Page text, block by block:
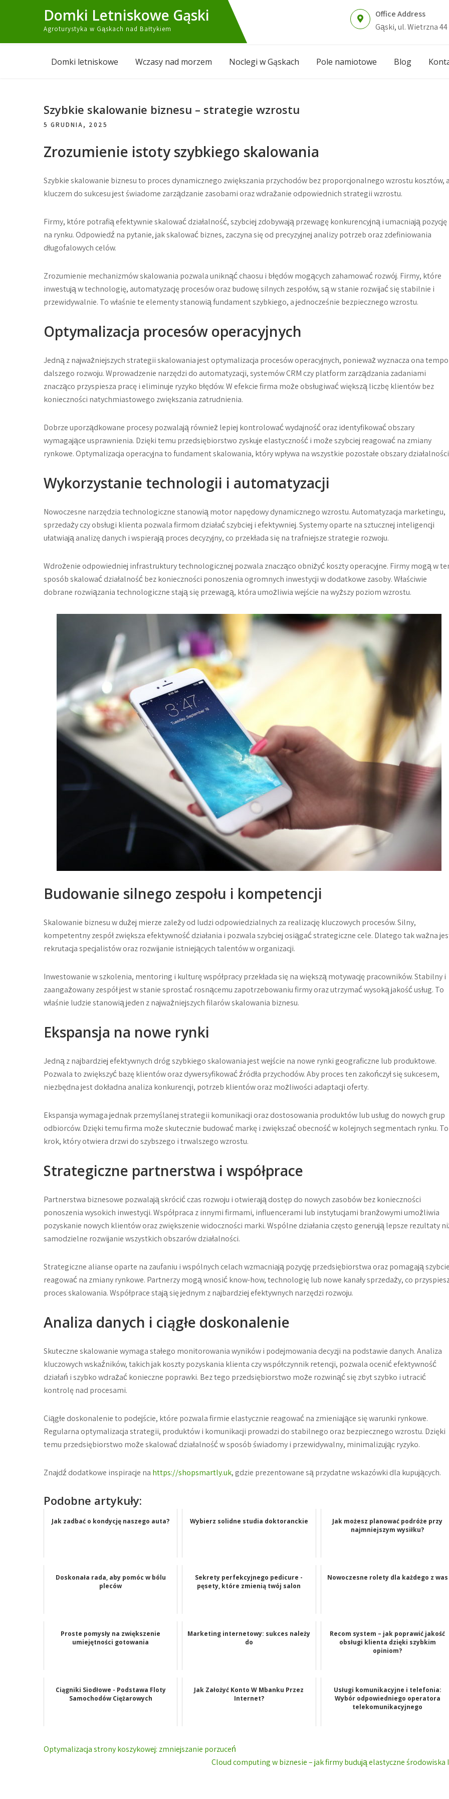
Domki Letniskowe Gąski
Agroturystyka w Gąskach nad Bałtykiem
Office Address
Gąski, ul. Wietrzna 44
Domki letniskowe Wczasy nad morzem Noclegi w Gąskach Pole namiotowe Blog
Szybkie skalowanie biznesu – strategie wzrostu
5 GRUDNIA, 2025
Zrozumienie istoty szybkiego skalowania
Szybkie skalowanie biznesu to proces dynamicznego zwiększania przychodów bez proporcjonalnego wzrostu kosztów, a
kluczem do sukcesu jest świadome zarządzanie zasobami oraz wdrażanie odpowiednich strategii wzrostu.
Firmy, które potrafią efektywnie skalować działalność, szybciej zdobywają przewagę konkurencyjną i umacniają pozycję
na rynku. Odpowiedź na pytanie, jak skalować biznes, zaczyna się od precyzyjnej analizy potrzeb oraz zdefiniowania
długofalowych celów.
Zrozumienie mechanizmów skalowania pozwala uniknąć chaosu i błędów mogących zahamować rozwój. Firmy, które
inwestują w technologię, automatyzację procesów oraz budowę silnych zespołów, są w stanie rozwijać się stabilnie i
przewidywalnie. To właśnie te elementy stanowią fundament szybkiego, a jednocześnie bezpiecznego wzrostu.
Optymalizacja procesów operacyjnych
Jedną z najważniejszych strategii skalowania jest optymalizacja procesów operacyjnych, ponieważ wyznacza ona tempo
dalszego rozwoju. Wprowadzenie narzędzi do automatyzacji, systemów CRM czy platform zarządzania zadaniami
znacząco przyspiesza pracę i eliminuje ryzyko błędów. W efekcie firma może obsługiwać większą liczbę klientów bez
konieczności natychmiastowego zwiększania zatrudnienia.
Dobrze uporządkowane procesy pozwalają również lepiej kontrolować wydajność oraz identyfikować obszary
wymagające usprawnienia. Dzięki temu przedsiębiorstwo zyskuje elastyczność i może szybciej reagować na zmiany
rynkowe. Optymalizacja operacyjna to fundament skalowania, który wpływa na wszystkie pozostałe obszary
Wykorzystanie technologii i automatyzacji
Nowoczesne narzędzia technologiczne stanowią motor napędowy dynamicznego wzrostu. Automatyzacja marketingu,
sprzedaży czy obsługi klienta pozwala firmom działać szybciej i efektywniej. Systemy oparte na sztucznej inteligencji
ułatwiają analizę danych i wspierają proces decyzyjny, co przekłada się na trafniejsze strategie rozwoju.
Wdrożenie odpowiedniej infrastruktury technologicznej pozwala znacząco obniżyć koszty operacyjne. Firmy mogą w
sposób skalować działalność bez konieczności ponoszenia ogromnych inwestycji w dodatkowe zasoby. Właściwie
dobrane rozwiązania technologiczne stają się przewagą, która umożliwia wejście na wyższy poziom wzrostu.
Budowanie silnego zespołu i kompetencji
Skalowanie biznesu w dużej mierze zależy od ludzi odpowiedzialnych za realizację kluczowych procesów. Silny,
kompetentny zespół zwiększa efektywność działania i pozwala szybciej osiągać strategiczne cele. Dlatego tak ważna
rekrutacja specjalistów oraz rozwijanie istniejących talentów w organizacji.
Inwestowanie w szkolenia, mentoring i kulturę współpracy przekłada się na większą motywację pracowników. Stabilny i
zaangażowany zespół jest w stanie sprostać rosnącemu zapotrzebowaniu firmy oraz utrzymać wysoką jakość usług. To
właśnie ludzie stanowią jeden z najważniejszych filarów skalowania biznesu.
Ekspansja na nowe rynki
Jedną z najbardziej efektywnych dróg szybkiego skalowania jest wejście na nowe rynki geograficzne lub produktowe.
Pozwala to zwiększyć bazę klientów oraz dywersyfikować źródła przychodów. Aby proces ten zakończył się sukcesem,
niezbędna jest dokładna analiza konkurencji, potrzeb klientów oraz możliwości adaptacji oferty.
Ekspansja wymaga jednak przemyślanej strategii komunikacji oraz dostosowania produktów lub usług do nowych grup
odbiorców. Dzięki temu firma może skutecznie budować markę i zwiększać obecność w kolejnych segmentach rynku. To
krok, który otwiera drzwi do szybszego i trwalszego wzrostu.
Strategiczne partnerstwa i współprace
Partnerstwa biznesowe pozwalają skrócić czas rozwoju i otwierają dostęp do nowych zasobów bez konieczności
ponoszenia wysokich inwestycji. Współpraca z innymi firmami, influencerami lub instytucjami branżowymi umożliwia
pozyskanie nowych klientów oraz zwiększenie widoczności marki. Wspólne działania często generują lepsze rezultaty
samodzielne rozwijanie wszystkich obszarów działalności.
Strategiczne alianse oparte na zaufaniu i wspólnych celach wzmacniają pozycję przedsiębiorstwa oraz pomagają
reagować na zmiany rynkowe. Partnerzy mogą wnosić know-how, technologię lub nowe kanały sprzedaży, co
proces skalowania. Współprace stają się jednym z najbardziej efektywnych narzędzi rozwoju.
Analiza danych i ciągłe doskonalenie
Skuteczne skalowanie wymaga stałego monitorowania wyników i podejmowania decyzji na podstawie danych. Analiza
kluczowych wskaźników, takich jak koszty pozyskania klienta czy współczynnik retencji, pozwala ocenić efektywność
działań i szybko wdrażać konieczne poprawki. Bez tego przedsiębiorstwo może rozwinąć się zbyt szybko i utracić
kontrolę nad procesami.
Ciągłe doskonalenie to podejście, które pozwala firmie elastycznie reagować na zmieniające się warunki rynkowe.
Regularna optymalizacja strategii, produktów i komunikacji prowadzi do stabilnego oraz bezpiecznego wzrostu. Dzięki
temu przedsiębiorstwo może skalować działalność w sposób świadomy i przewidywalny, minimalizując ryzyko.
Znajdź dodatkowe inspiracje na https://shopsmartly.uk, gdzie prezentowane są przydatne wskazówki dla kupujących.
Podobne artykuły:
Jak zadbać o kondycję naszego auta? Wybierz solidne studia doktoranckie
Jak możesz planować podróże przy
najmniejszym wysiłku?
Doskonała rada, aby pomóc w bólu
pleców
Sekrety perfekcyjnego pedicure -
pęsety, które zmienią twój salon
Nowoczesne rolety dla każdego z was
Proste pomysły na zwiększenie
umiejętności gotowania
Marketing internetowy: sukces należy
do
Recom system – jak poprawić jakość
obsługi klienta dzięki szybkim
opiniom?
Ciągniki Siodłowe - Podstawa Floty
Samochodów Ciężarowych
Jak Założyć Konto W Mbanku Przez
Internet?
Usługi komunikacyjne i telefonia:
Wybór odpowiedniego operatora
telekomunikacyjnego
Nawigacja
Optymalizacja strony koszykowej: zmniejszanie porzuceń
Cloud computing w biznesie – jak firmy budują elastyczne środowiska